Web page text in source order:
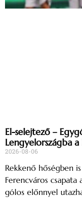
El-selejtező –
Lengyelországba a
2026-08-06
Rekkenő hőségben
Ferencváros csapata
gólos előnnyel